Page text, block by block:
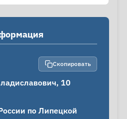
Скопировать
10
по Липецкой